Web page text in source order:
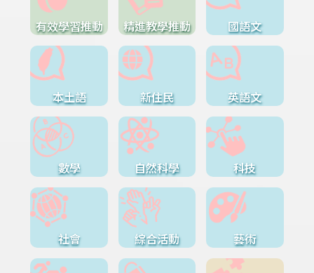
有效學習推動 精進教學推動 國語文
本土語 新住民 英語文
數學 自然科學 科技
社會 綜合活動 藝術